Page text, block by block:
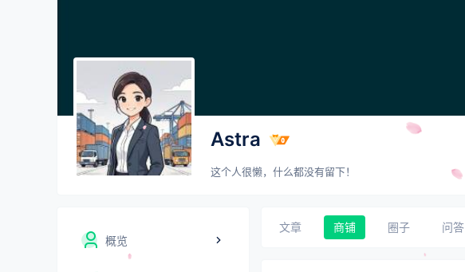
Astra
这个人很懒，什么都没有留下！
概览
文章 商铺 圈子 问答